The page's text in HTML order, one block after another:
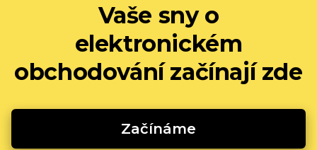
Vaše sny o
elektronickém
obchodování začínají zde
Začínáme